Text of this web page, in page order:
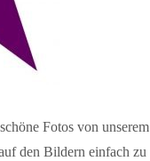
Fotos von unserem
den Bildern einfach zu